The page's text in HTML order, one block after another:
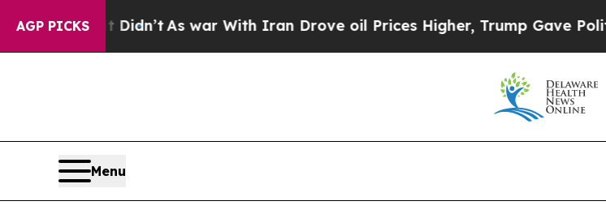
AGP PICKS
Didn’tAs war With Iran Drove oil Prices Higher, Trump Gave Politically
Menu